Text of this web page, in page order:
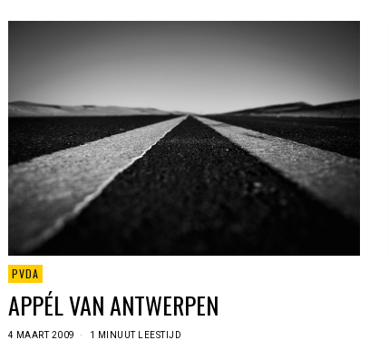
PVDA
APPÉL VAN ANTWERPEN
4 MAART 2009 1 MINUUT LEESTIJD